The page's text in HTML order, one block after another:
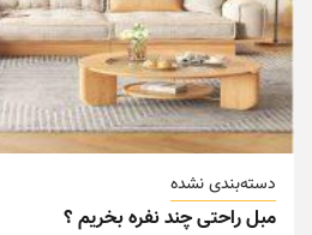
دسته‌بندی نشده
مبل راحتی چند نفره بخریم ؟